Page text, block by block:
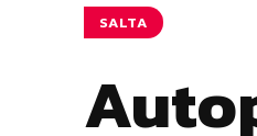
SALTA